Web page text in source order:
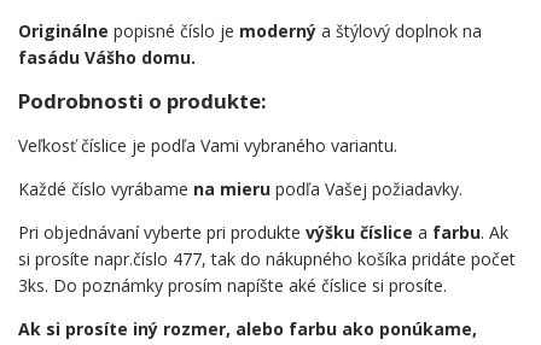
Originálne popisné číslo je moderný a štýlový doplnok na
fasádu Vášho domu.
Podrobnosti o produkte:
Veľkosť číslice je podľa Vami vybraného variantu.
Každé číslo vyrábame na mieru podľa Vašej požiadavky.
Pri objednávaní vyberte pri produkte výšku číslice a farbu. Ak
si prosíte napr.číslo 477, tak do nákupného košíka pridáte počet
3ks. Do poznámky prosím napíšte aké číslice si prosíte.
Ak si prosíte iný rozmer, alebo farbu ako ponúkame,